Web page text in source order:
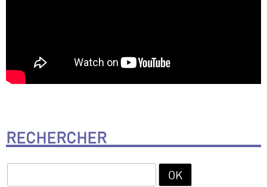
RECHERCHER